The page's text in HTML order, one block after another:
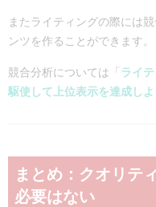
またライティングの際には
ンツを作ることができます。
競合分析については「 ライ
駆使して上位表示を達成しよ
まとめ：クオリテ
必要はない